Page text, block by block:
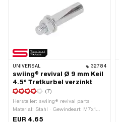
UNIVERSAL 32784
swiing® revival Ø 9 mm Keil
4.5° Tretkurbel verzinkt
(7)
Hersteller: swiing® revival parts ·
Material: Stahl · Gewindeart: M7x1
(Standardgewinde) · Farbe: silber · Ø
EUR 4.65